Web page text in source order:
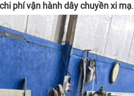
phí vận hành dây chuyền xi mạ.